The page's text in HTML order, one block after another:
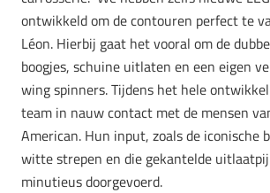
ontwikkeld om de contouren perfect te
Léon. Hierbij gaat het vooral om de
boogjes, schuine uitlaten en een eigen
wing spinners. Tijdens het hele
team in nauw contact met de mensen
American. Hun input, zoals de iconische
witte strepen en die gekantelde
minutieus doorgevoerd.